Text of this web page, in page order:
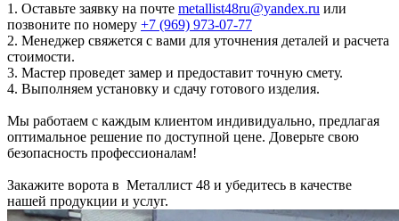
1. Оставьте заявку на почте metallist48ru@yandex.ru или
позвоните по номеру ‪ +7 (969) 973-07-77
2. Менеджер свяжется с вами для уточнения деталей и расчета
стоимости.
3. Мастер проведет замер и предоставит точную смету.
4. Выполняем установку и сдачу готового изделия.
Мы работаем с каждым клиентом индивидуально, предлагая
оптимальное решение по доступной цене. Доверьте свою
безопасность профессионалам!
Закажите ворота в Металлист 48 и убедитесь в качестве
нашей продукции и услуг.